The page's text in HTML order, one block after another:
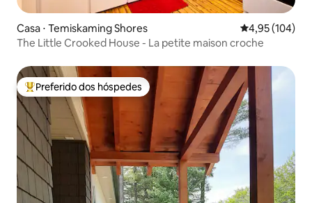
Casa ⋅ Temiskaming Shores 4,95 de uma
4,95 (104)
The Little Crooked House - La petite maison croche
Entre os melhores preferidos dos hóspedes
Preferido dos hóspedes